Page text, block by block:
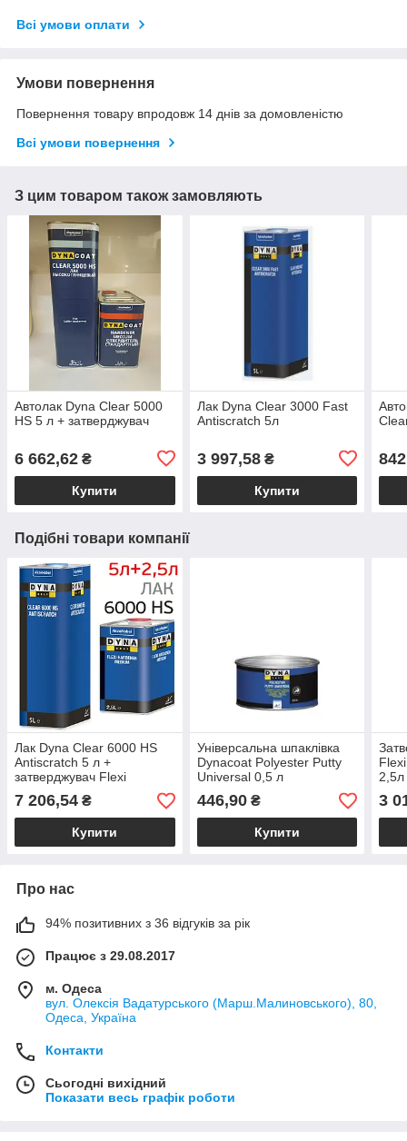
Всі умови оплати
Умови повернення
Повернення товару впродовж 14 днів за домовленістю
Всі умови повернення
З цим товаром також замовляють
Автолак Dyna Clear 5000
HS 5 л + затверджувач
6 662,62 ₴
Купити
Лак Dyna Clear 3000 Fast
Antiscratch 5л
3 997,58₴
Купити
Подібні товари компанії
Лак Dyna Clear 6000 HS
Antiscratch 5 л +
затверджувач Flexi
Medium 2,5 л (Комплект)
7 206,54 ₴
Купити
Універсальна шпаклівка
Dynacoat Polyester Putty
Universal 0,5 л
446,90₴
Купити
2,5л
3
Про нас
94% позитивних з 36 відгуків за рік
Працює з 29.08.2017
м. Одеса
вул. Олексія Вадатурського (Марш.Малиновського), 80,
Одеса, Україна
Контакти
Сьогодні вихідний
Показати весь графік роботи